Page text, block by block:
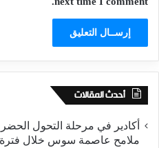
أحدث المقالات
أكادير في مرحلة التحول
ملامح عاصمة سوس خلال